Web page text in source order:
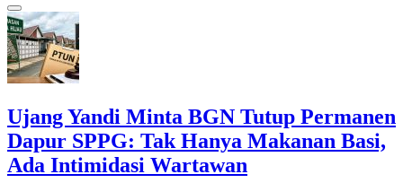
Ujang Yandi Minta BGN Tutup Permanen
Dapur SPPG: Tak Hanya Makanan Basi,
Ada Intimidasi Wartawan